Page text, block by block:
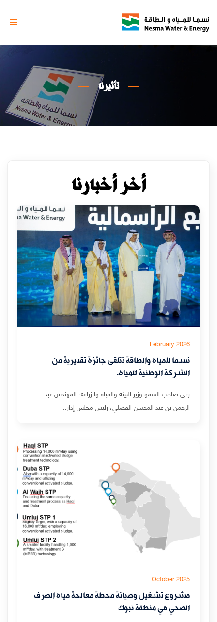
تأثيرنا
أخر أخبارنا
February 2026
نسما للمياه والطاقة تتلقى جائزة تقديرية من
الشركة الوطنية للمياه.
رعى صاحب السمو وزير البيئة والمياه والزراعة، المهندس عبد
الرحمن بن عبد المحسن الفضلي، رئيس مجلس إدار...
October 2025
مشروع تشغيل وصيانة محطة معالجة مياه الصرف
الصحي في منطقة تبوك